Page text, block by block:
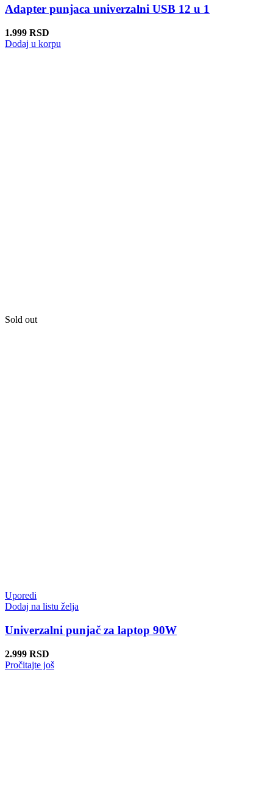
Adapter punjaca univerzalni USB 12 u 1
1.999 RSD
Dodaj u korpu
Sold out
Uporedi
Dodaj na listu želja
Univerzalni punjač za laptop 90W
2.999 RSD
Pročitajte još